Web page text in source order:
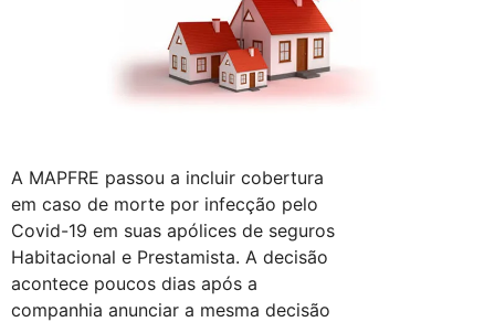
A MAPFRE passou a incluir cobertura
em caso de morte por infecção pelo
Covid-19 em suas apólices de seguros
Habitacional e Prestamista. A decisão
acontece poucos dias após a
companhia anunciar a mesma decisão